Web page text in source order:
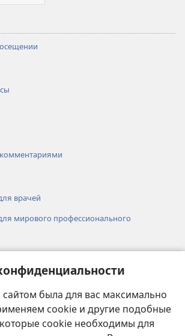
сайтом была для вас максимально
cookie и другие подобные
cookie необходимы для
врачей
мирового профессионального
Сторожевой башни